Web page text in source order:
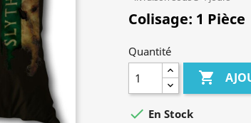
Colisage: 1 Pièce
Quantité

 En Stock